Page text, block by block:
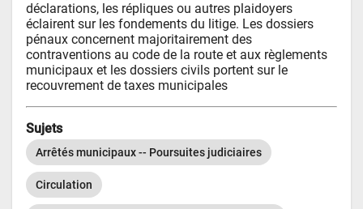
déclarations, les répliques ou autres plaidoyers
éclairent sur les fondements du litige. Les dossiers
pénaux concernent majoritairement des
contraventions au code de la route et aux règlements
municipaux et les dossiers civils portent sur le
recouvrement de taxes municipales
Sujets
Arrêtés municipaux -- Poursuites judiciaires
Circulation